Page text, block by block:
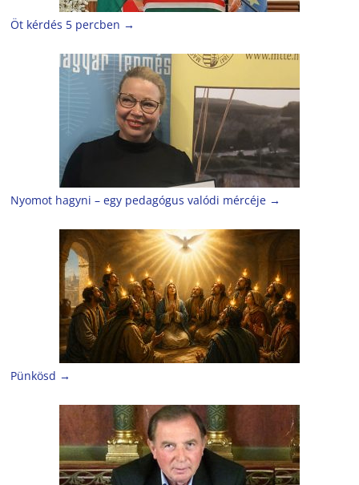
Öt kérdés 5 percben →
Nyomot hagyni – egy pedagógus valódi mércéje →
Pünkösd →